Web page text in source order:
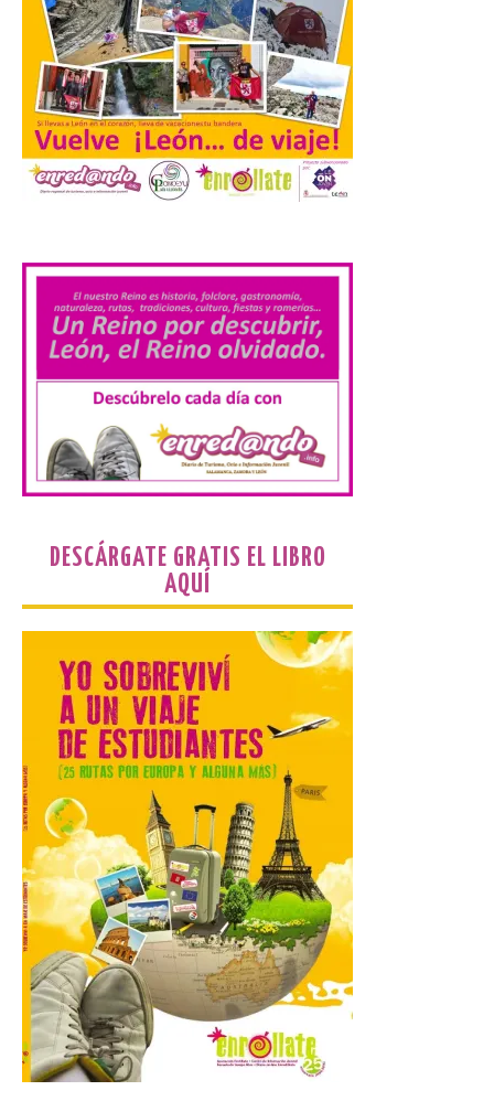
Los minerales y sus usos
más comunes centran la
nueva exposición del
Museo de la Siderurgia y
la Minería de Sabero
8 Ago 2026
media de la mañana,
minerales, rocas y fósiles de Castilla y
León’, podrá visitarse hasta finales del
mes de noviembre, con […]
La Bañeza inicia sus
fiestas con el pregón a
cargo de Arturo Martínez
Matilla
El Ayuntamiento de La
Martínez Matilla como
pregonero de las Fiestas
2026. Tendrá lugar este
sábado 8 de agosto a las 21,00 horas en el
teatro municipal de La Bañeza. El
comunicador astorgano Arturo Martínez
Matilla, […]
La I Feria de la Cerveza
Artesana de Astorga
arranca con una gran
acogida del público
8 Ago 2026
La inauguración contó
con la presencia del
alcalde de Astorga, José
Luis Nieto, que se acercó
DESCÁRGATE GRATIS EL LIBRO
AQUÍ